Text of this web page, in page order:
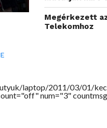
Megérkezett
Telekomhoz
laptop/2011/03/01/
num="3"